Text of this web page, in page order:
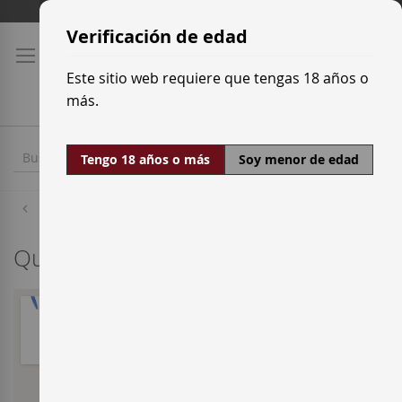
contenido
Quienes somos
Verificación de edad
Este sitio web requiere que tengas 18 años o
más.
Tengo 18 años o más Soy menor de edad